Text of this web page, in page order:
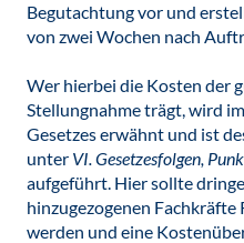
Begutachtung vor und
von zwei Wochen nach
Wer hierbei die Kosten der
Stellungnahme trägt, wird
Gesetzes erwähnt und ist
unter VI. Gesetzesfolgen,
aufgeführt. Hier sollte
hinzugezogenen Fachkräfte
werden und eine